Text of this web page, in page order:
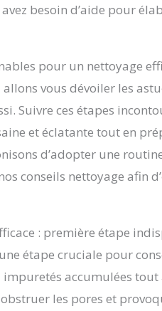
besoin d’aide pour
pour un nettoyage
vous dévoiler les
Suivre ces étapes
et éclatante tout en
d’adopter une
conseils nettoyage afin
: première étape
étape cruciale pour
impuretés accumulées
les pores et